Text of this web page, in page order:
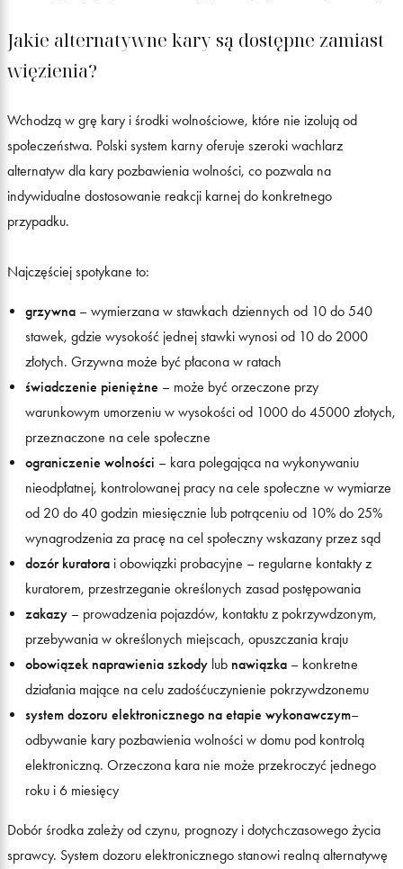
Jakie alternatywne kary są dostępne zamiast
więzienia?
Wchodzą w grę kary i środki wolnościowe, które nie izolują od
społeczeństwa. Polski system karny oferuje szeroki wachlarz
alternatyw dla kary pozbawienia wolności, co pozwala na
indywidualne dostosowanie reakcji karnej do konkretnego
przypadku.
Najczęściej spotykane to:
grzywna – wymierzana w stawkach dziennych od 10 do 540
stawek, gdzie wysokość jednej stawki wynosi od 10 do 2000
złotych. Grzywna może być płacona w ratach
świadczenie pieniężne – może być orzeczone przy
warunkowym umorzeniu w wysokości od 1000 do 45000 złotych,
przeznaczone na cele społeczne
ograniczenie wolności – kara polegająca na wykonywaniu
nieodpłatnej, kontrolowanej pracy na cele społeczne w wymiarze
od 20 do 40 godzin miesięcznie lub potrąceniu od 10% do 25%
wynagrodzenia za pracę na cel społeczny wskazany przez sąd
dozór kuratora i obowiązki probacyjne – regularne kontakty z
kuratorem, przestrzeganie określonych zasad postępowania
zakazy – prowadzenia pojazdów, kontaktu z pokrzywdzonym,
przebywania w określonych miejscach, opuszczania kraju
obowiązek naprawienia szkody lub nawiązka – konkretne
działania mające na celu zadośćuczynienie pokrzywdzonemu
system dozoru elektronicznego na etapie wykonawczym–
odbywanie kary pozbawienia wolności w domu pod kontrolą
elektroniczną. Orzeczona kara nie może przekroczyć jednego
roku i 6 miesięcy
Dobór środka zależy od czynu, prognozy i dotychczasowego życia
sprawcy. System dozoru elektronicznego stanowi realną alternatywę